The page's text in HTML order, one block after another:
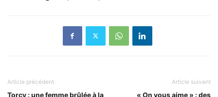
Article précédent
Torcy : une femme brûlée à la
Article suivant
« On vous aime » : des